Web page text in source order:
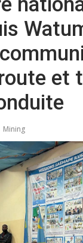
et
Mining